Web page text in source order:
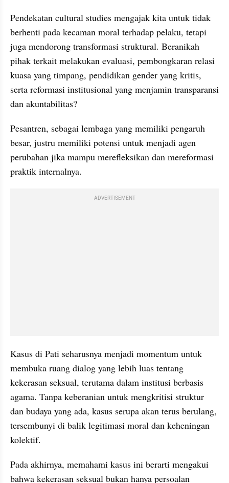
Pendekatan cultural studies mengajak kita untuk tidak
berhenti pada kecaman moral terhadap pelaku, tetapi
juga mendorong transformasi struktural. Beranikah
pihak terkait melakukan evaluasi, pembongkaran relasi
kuasa yang timpang, pendidikan gender yang kritis,
serta reformasi institusional yang menjamin transparansi
dan akuntabilitas?
Pesantren, sebagai lembaga yang memiliki pengaruh
besar, justru memiliki potensi untuk menjadi agen
perubahan jika mampu merefleksikan dan mereformasi
praktik internalnya.
ADVERTISEMENT
Kasus di Pati seharusnya menjadi momentum untuk
membuka ruang dialog yang lebih luas tentang
kekerasan seksual, terutama dalam institusi berbasis
agama. Tanpa keberanian untuk mengkritisi struktur
dan budaya yang ada, kasus serupa akan terus berulang,
tersembunyi di balik legitimasi moral dan keheningan
kolektif.
Pada akhirnya, memahami kasus ini berarti mengakui
bahwa kekerasan seksual bukan hanya persoalan